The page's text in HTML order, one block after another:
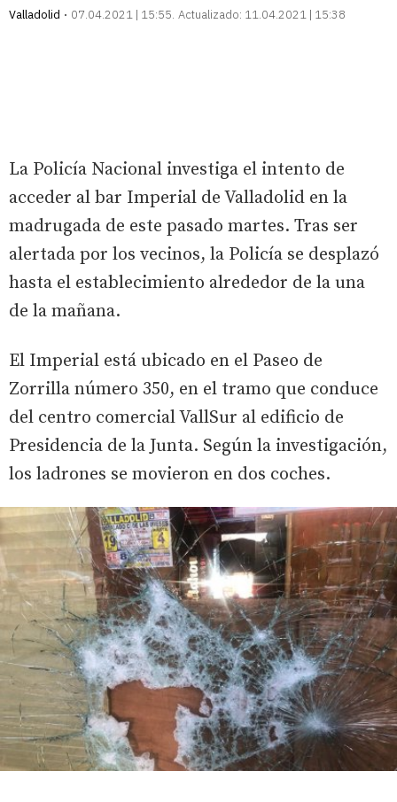
Valladolid
07.04.2021 | 15:55 Actualizado: 11.04.2021 | 15:38
La Policía Nacional investiga el intento de
acceder al bar Imperial de Valladolid en la
madrugada de este pasado martes. Tras ser
alertada por los vecinos, la Policía se desplazó
hasta el establecimiento alrededor de la una
de la mañana.
El Imperial está ubicado en el Paseo de
Zorrilla número 350, en el tramo que conduce
del centro comercial VallSur al edificio de
Presidencia de la Junta. Según la investigación,
los ladrones se movieron en dos coches.